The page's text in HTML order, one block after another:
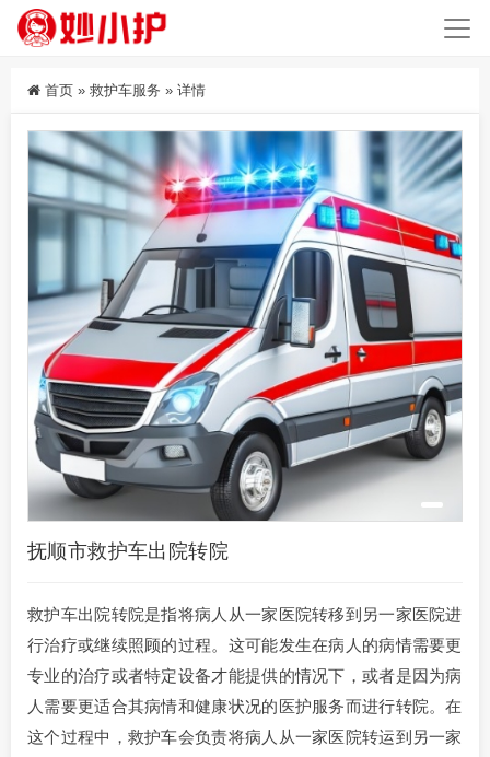
首页 » 救护车服务 » 详情
抚顺市救护车出院转院
救护车出院转院是指将病人从一家医院转移到另一家医院进
行治疗或继续照顾的过程。这可能发生在病人的病情需要更
专业的治疗或者特定设备才能提供的情况下，或者是因为病
人需要更适合其病情和健康状况的医护服务而进行转院。在
这个过程中，救护车会负责将病人从一家医院转运到另一家